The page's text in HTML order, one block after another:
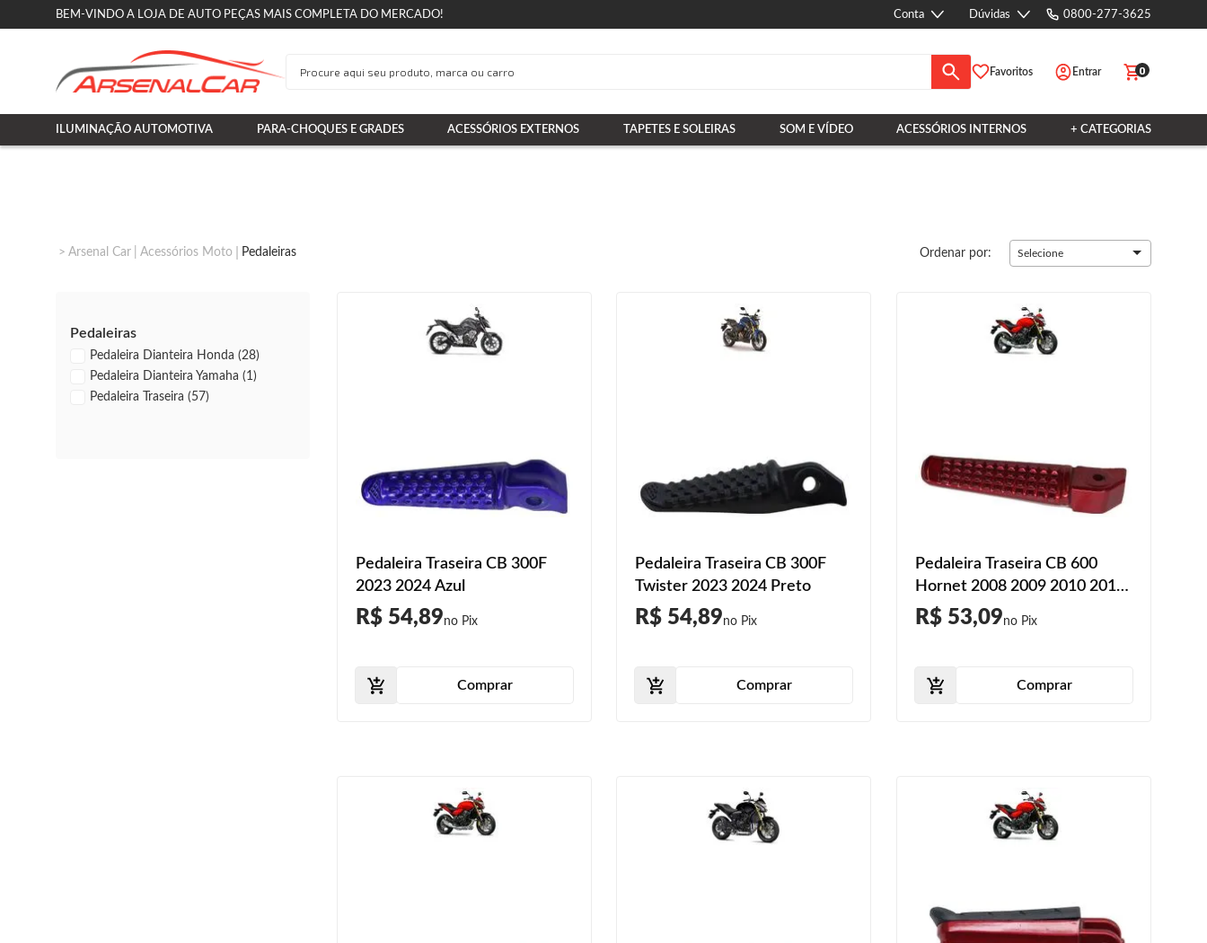
BEM-VINDO A LOJA DE AUTO PEÇAS MAIS COMPLETA DO MERCADO! Conta Dúvidas 0800-277-3625
Favoritos Entrar 0
ILUMINAÇÃO AUTOMOTIVA PARA-CHOQUES E GRADES ACESSÓRIOS EXTERNOS TAPETES E SOLEIRAS SOM E VÍDEO ACESSÓRIOS INTERNOS + CATEGORIAS
Arsenal Car Acessórios Moto Pedaleiras Ordenar por: Selecione
Pedaleiras
Pedaleira Dianteira Honda (28)
Pedaleira Dianteira Yamaha (1)
Pedaleira Traseira (57)
Pedaleira Traseira CB 300F
2023 2024 Azul
R$ 54,89
Comprar
Pedaleira Traseira CB 300F
Twister 2023 2024 Preto
R$ 54,89
Comprar
Pedaleira Traseira CB 600
Hornet 2008 2009 2010 2011
2012 2013 2014 2015
Vermelho
R$ 53,09
Comprar